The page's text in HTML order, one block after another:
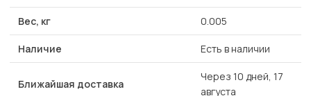
Вес, кг 0.005
Наличие Есть в наличии
Ближайшая доставка
Через 10 дней, 17
августа